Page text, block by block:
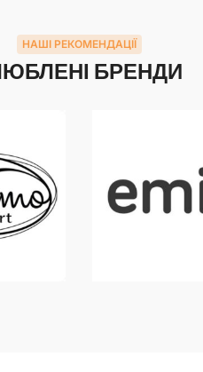
НАШІ РЕКОМЕНДАЦІЇ
БРЕНДИ